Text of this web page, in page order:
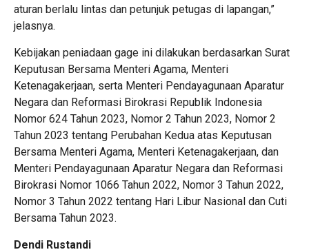
aturan berlalu lintas dan petunjuk petugas di lapangan,”
jelasnya.
Kebijakan peniadaan gage ini dilakukan berdasarkan Surat
Keputusan Bersama Menteri Agama, Menteri
Ketenagakerjaan, serta Menteri Pendayagunaan Aparatur
Negara dan Reformasi Birokrasi Republik Indonesia
Nomor 624 Tahun 2023, Nomor 2 Tahun 2023, Nomor 2
Tahun 2023 tentang Perubahan Kedua atas Keputusan
Bersama Menteri Agama, Menteri Ketenagakerjaan, dan
Menteri Pendayagunaan Aparatur Negara dan Reformasi
Birokrasi Nomor 1066 Tahun 2022, Nomor 3 Tahun 2022,
Nomor 3 Tahun 2022 tentang Hari Libur Nasional dan Cuti
Bersama Tahun 2023.
Dendi Rustandi